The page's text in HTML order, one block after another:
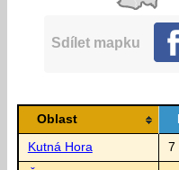
Sdílet mapku
Oblast
Kutná Hora 7